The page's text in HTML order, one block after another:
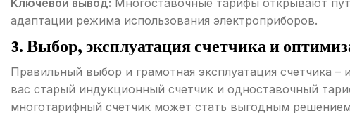
Ключевой вывод: Многоставочные тарифы открывают
адаптации режима использования электроприборов.
3. Выбор, эксплуатация счетчика и
Правильный выбор и грамотная эксплуатация счетчика
вас старый индукционный счетчик и одноставочный
многотарифный счетчик может стать выгодным